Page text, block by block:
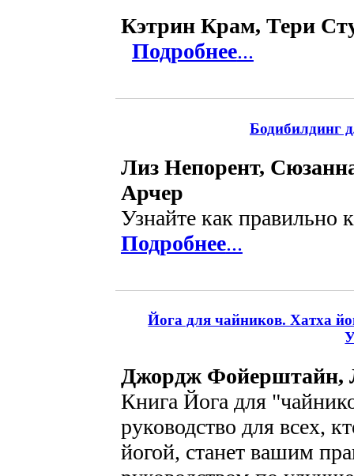
Кэтрин Крам, Тери
Подробнее...
Бодибилдинг
Лиз Непорент,
Арчер
Узнайте как правильно
Подробнее...
Йога для чайников. Хатха
Джордж Фойерштайн,
Книга Йога для
руководство для всех,
йогой, станет вашим